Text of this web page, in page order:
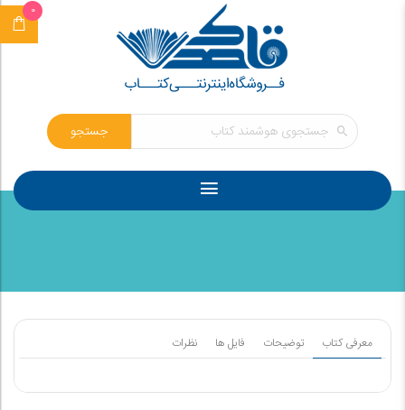
0
جستجو
معرفی کتاب توضیحات فایل ها نظرات